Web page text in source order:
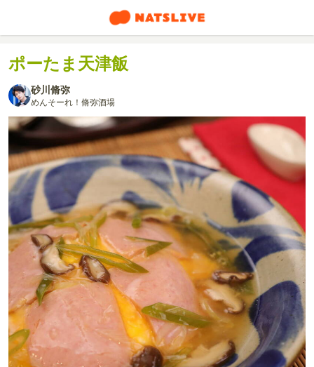
ポーたま天津飯
砂川脩弥
めんそーれ！脩弥酒場